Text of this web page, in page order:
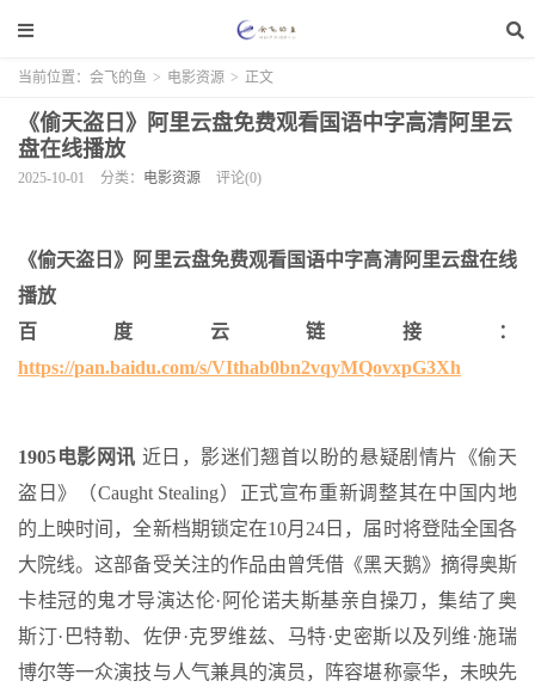
当前位置： 会飞的鱼 > 电影资源 > 正文
《偷天盗日》阿里云盘免费观看国语中字高清阿里云
盘在线播放
2025-10-01 分类： 电影资源 评论(0)
《偷天盗日》阿里云盘免费观看国语中字高清阿里云盘在线
播放
百度云链接：
https://pan.baidu.com/s/VIthab0bn2vqyMQovxpG3Xh
1905电影网讯 近日，影迷们翘首以盼的悬疑剧情片《偷天
盗日》（Caught Stealing）正式宣布重新调整其在中国内地
的上映时间，全新档期锁定在10月24日，届时将登陆全国各
大院线。这部备受关注的作品由曾凭借《黑天鹅》摘得奥斯
卡桂冠的鬼才导演达伦·阿伦诺夫斯基亲自操刀，集结了奥
斯汀·巴特勒、佐伊·克罗维兹、马特·史密斯以及列维·施瑞
博尔等一众演技与人气兼具的演员，阵容堪称豪华，未映先